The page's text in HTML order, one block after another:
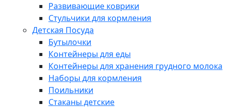
Развивающие коврики
Стульчики для кормления
Детская Посуда
Бутылочки
Контейнеры для еды
Контейнеры для хранения грудного молока
Наборы для кормления
Поильники
Стаканы детские